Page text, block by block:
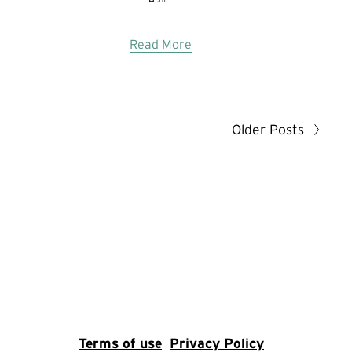
Read More
Older Posts
Terms of use Privacy Policy